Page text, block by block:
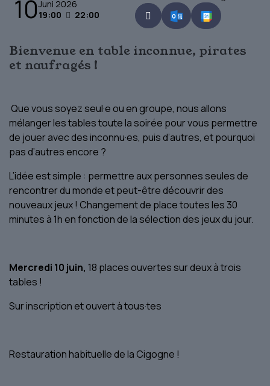
10Juni 2026
19:00
22:00
Bienvenue en table inconnue, pirates
et naufragés !
Que vous soyez seul·e ou en groupe, nous allons
mélanger les tables toute la soirée pour vous permettre
de jouer avec des inconnu·es, puis d’autres, et pourquoi
pas d’autres encore ?
L’idée est simple : permettre aux personnes seules de
rencontrer du monde et peut-être découvrir des
nouveaux jeux ! Changement de place toutes les 30
minutes à 1h en fonction de la sélection des jeux du jour.
Mercredi 10 juin, 18 places ouvertes sur deux à trois
tables !
Sur inscription et ouvert à tous·tes
Restauration habituelle de la Cigogne !